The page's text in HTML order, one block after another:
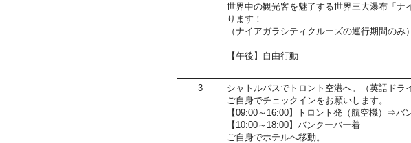
世界中の観光客を魅了する世界三大瀑布「ナ
ります！
（ナイアガラシティクルーズの運行期間のみ）
【午後】自由行動
3
シャトルバスでトロント空港へ。（英語ドラ
ご自身でチェックインをお願いします。
【09:00～16:00】トロント発（航空機）⇒バ
【10:00～18:00】バンクーバー着
ご自身でホテルへ移動。